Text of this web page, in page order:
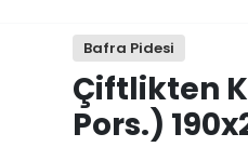
Bafra Pidesi
Çiftlikten
Pors.)